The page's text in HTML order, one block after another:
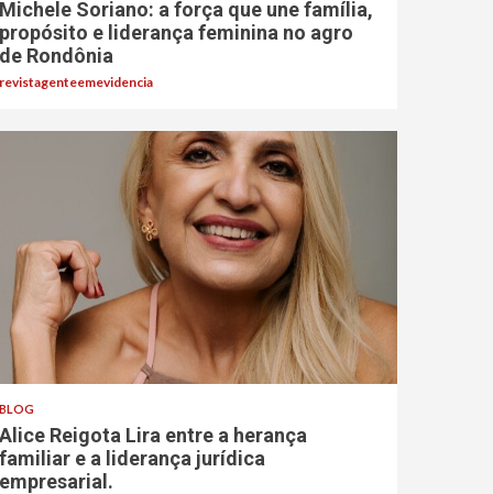
Michele Soriano: a força que une família,
propósito e liderança feminina no agro
de Rondônia
revistagenteemevidencia
BLOG
Alice Reigota Lira entre a herança
familiar e a liderança jurídica
empresarial.